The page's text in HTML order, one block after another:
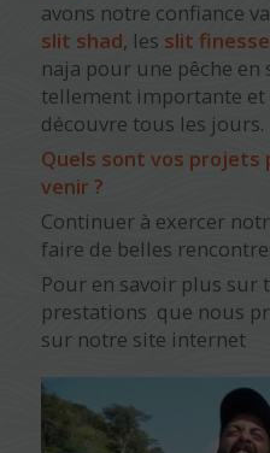
avons notre confiance
slit shad, les slit finesse
naja pour une pêche en
tellement importante et
découvre tous les jours.
Quels sont vos projets
venir ?
Continuer à exercer
faire de belles
Pour en savoir plus sur
prestations que nous
sur notre site internet